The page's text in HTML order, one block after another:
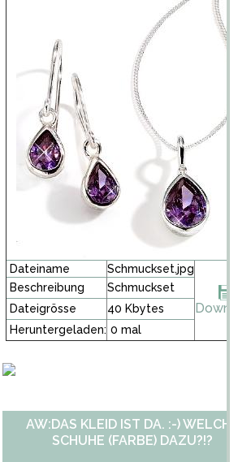
Dateiname Schmuckset.jpg
Beschreibung
Schmuckset
Dateigrösse
40 Kbytes
Heruntergeladen: 0 mal
AW:DAS KLEID IST DA. :-) WELCHE
SCHUHE (FARBE) DAZU?!?